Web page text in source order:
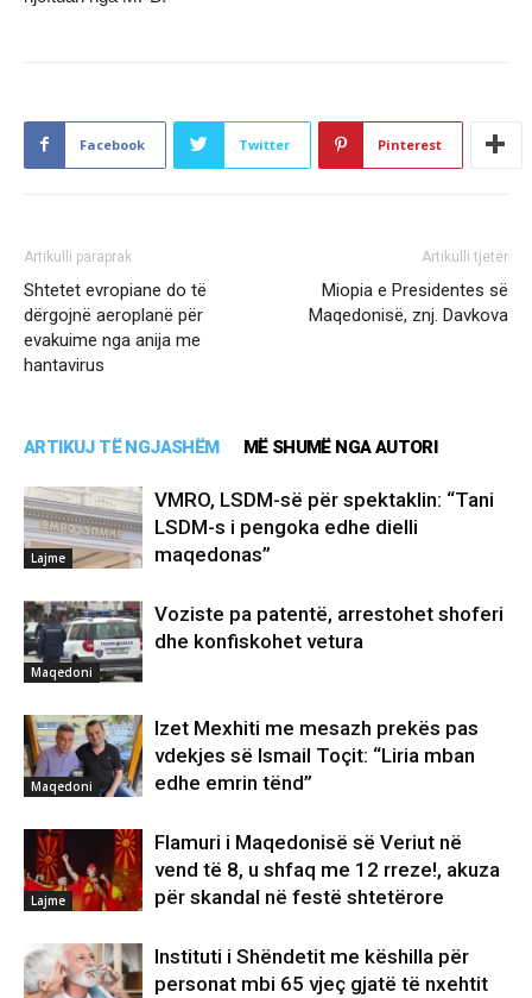
Facebook Twitter Pinterest
Artikulli paraprak
Shtetet evropiane do të
dërgojnë aeroplanë për
evakuime nga anija me
hantavirus
Artikulli tjetër
Miopia e Presidentes së
Maqedonisë, znj. Davkova
ARTIKUJ TË NGJASHËM MË SHUMË NGA AUTORI
Lajme
VMRO, LSDM-së për spektaklin: “Tani
LSDM-s i pengoka edhe dielli
maqedonas”
Maqedoni
Voziste pa patentë, arrestohet shoferi
dhe konfiskohet vetura
Maqedoni
Izet Mexhiti me mesazh prekës pas
vdekjes së Ismail Toçit: “Liria mban
edhe emrin tënd”
Lajme
Flamuri i Maqedonisë së Veriut në
vend të 8, u shfaq me 12 rreze!, akuza
për skandal në festë shtetërore
Instituti i Shëndetit me këshilla për
personat mbi 65 vjeç gjatë të nxehtit